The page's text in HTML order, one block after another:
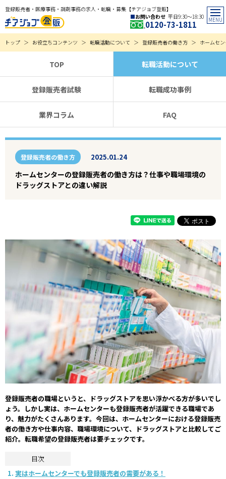
登録販売者・医療事務・調剤事務の求人・転職・募集【チアジョブ登販】
お問い合わせ 平日9:30〜18:30
0120-73-1811
トップ お役立ちコンテンツ 転職活動について 登録販売者の働き方 ホームセ
TOP 転職活動について
登録販売者試験 転職成功事例
業界コラム FAQ
登録販売者の働き方 2025.01.24
ホームセンターの登録販売者の働き方は？仕事や職場環境の
ドラッグストアとの違い解説
登録販売者の職場というと、ドラッグストアを思い浮かべる方が多いでし
ょう。しかし実は、ホームセンターも登録販売者が活躍できる職場であ
り、魅力がたくさんあります。今回は、ホームセンターにおける登録販売
者の働き方や仕事内容、職場環境について、ドラッグストアと比較してご
紹介。転職希望の登録販売者は要チェックです。
目次
実はホームセンターでも登録販売者の需要がある！